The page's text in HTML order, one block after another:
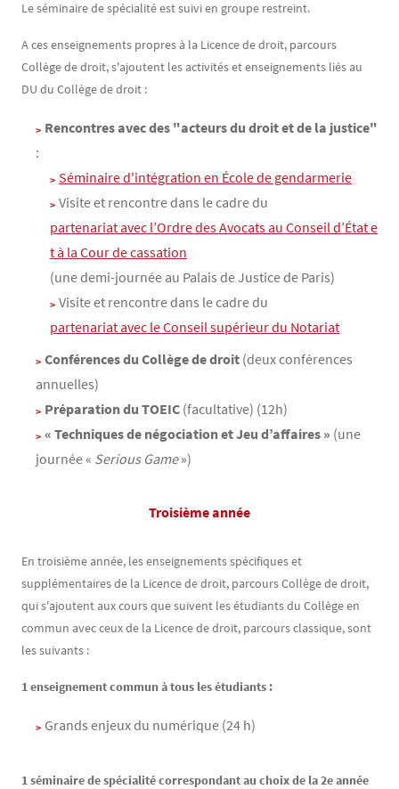
Le séminaire de spécialité est suivi en groupe restreint.
A ces enseignements propres à la Licence de droit, parcours
Collège de droit, s'ajoutent les activités et enseignements liés au
DU du Collège de droit :
Rencontres avec des "acteurs du droit et de la justice"
:
Séminaire d'intégration en École de gendarmerie
Visite et rencontre dans le cadre du
partenariat avec l’Ordre des Avocats au Conseil d’État e
t à la Cour de cassation
(une demi-journée au Palais de Justice de Paris)
Visite et rencontre dans le cadre du
partenariat avec le Conseil supérieur du Notariat
Conférences du Collège de droit (deux conférences
annuelles)
Préparation du TOEIC (facultative) (12h)
« Techniques de négociation et Jeu d’affaires » (une
journée « Serious Game»)
Troisième année
En troisième année, les enseignements spécifiques et
supplémentaires de la Licence de droit, parcours Collège de droit,
qui s'ajoutent aux cours que suivent les étudiants du Collège en
commun avec ceux de la Licence de droit, parcours classique, sont
les suivants :
1 enseignement commun à tous les étudiants :
Grands enjeux du numérique (24 h)
1 séminaire de spécialité correspondant au choix de la 2e année